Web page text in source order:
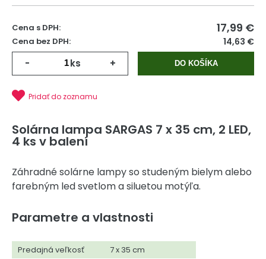
Cena s DPH: 17,99 €
Cena bez DPH: 14,63 €
- ks + DO KOŠÍKA
Pridať do zoznamu
Solárna lampa SARGAS 7 x 35 cm, 2 LED,
4 ks v balení
Záhradné solárne lampy so studeným bielym alebo
farebným led svetlom a siluetou motýľa.
Parametre a vlastnosti
Predajná veľkosť
7 x 35 cm